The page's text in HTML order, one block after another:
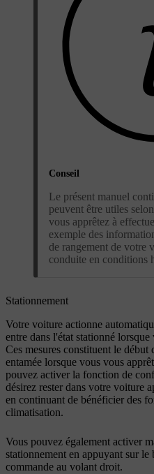
Conseil
Le présent manuel
peuvent être utiles
vous apprêtez à
exemple des
de rangement de votre
conduite en conditions
Stationnement
Votre voiture actionne
entre dans l'état stationné
Ces mesures constituent le
entamée lorsque vous vous
pouvez activer la fonction de
désirez rester dans votre voiture
en continuant de bénéficier des
climatisation.
Vous pouvez également activer
stationnement en appuyant sur le
commande au volant droit.